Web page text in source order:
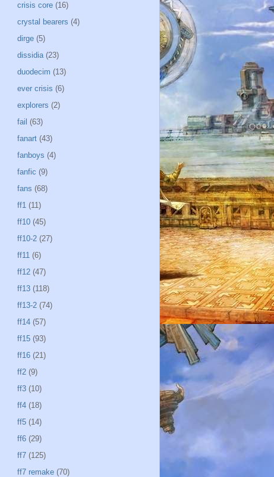
crisis core (16)
crystal bearers (4)
dirge (5)
dissidia (23)
duodecim (13)
ever crisis (6)
explorers (2)
fail (63)
fanart (43)
fanboys (4)
fanfic (9)
fans (68)
ff1 (11)
ff10 (45)
ff10-2 (27)
ff11 (6)
ff12 (47)
ff13 (118)
ff13-2 (74)
ff14 (57)
ff15 (93)
ff16 (21)
ff2 (9)
ff3 (10)
ff4 (18)
ff5 (14)
ff6 (29)
ff7 (125)
ff7 remake (70)